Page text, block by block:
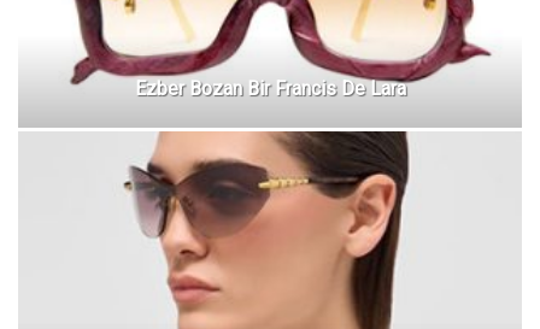
Ezber Bozan Bir Francis De Lara